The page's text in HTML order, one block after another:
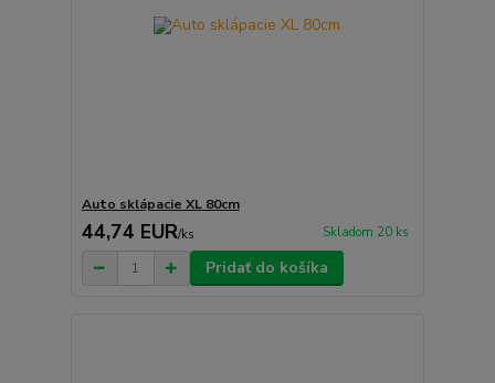
Auto sklápacie XL 80cm
44,74 EUR/ks Skladom 20 ks
Pridať do košíka